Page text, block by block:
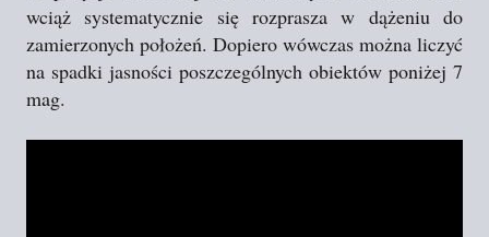
wciąż systematycznie się rozprasza w dążeniu do
zamierzonych położeń. Dopiero wówczas można liczyć
na spadki jasności poszczególnych obiektów poniżej 7
mag.